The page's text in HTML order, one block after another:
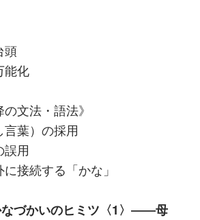
頭
能化
文法・語法》
葉）の採用
用
接続する「かな」
づかいのヒミツ〈1〉――母